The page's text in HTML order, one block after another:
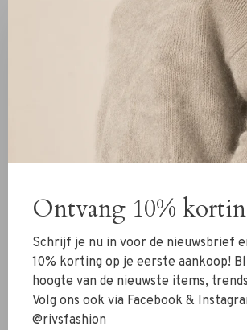
€189,00
Sorteren op:
Toon 1 - 3 van 3
Nieuw
Ontvang 10%
Schrijf je nu in voor de nieuwsbrief
10% korting op je eerste aankoop!
hoogte van de nieuwste items,
Volg ons ook via Facebook &
@rivsfashion